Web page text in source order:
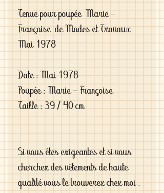
Tenue pour poupée Marie -
Françoise de Modes et Travaux
Mai 1978
Date : Mai 1978
Poupée : Marie - Françoise
Taille : 39 / 40 cm
Si vous êtes exigeantes et si vous
cherchez des vêtements de haute
qualité vous le trouverez chez moi .